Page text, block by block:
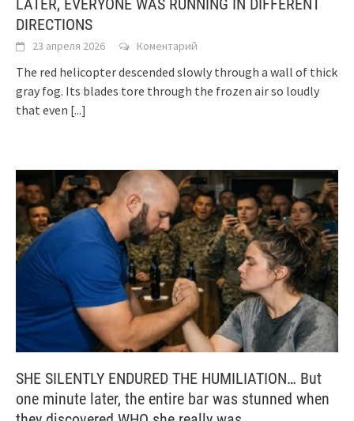
DIRECTIONS
23 апреля 2026 Коментарий
The red helicopter descended slowly through a wall of thick
gray fog. Its blades tore through the frozen air so loudly
that even [...]
SHE SILENTLY ENDURED THE HUMILIATION… But
one minute later, the entire bar was stunned when